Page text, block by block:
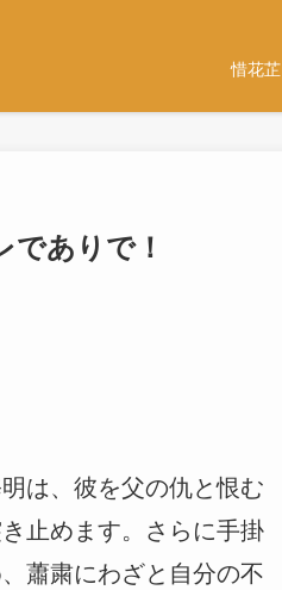
惜花芷
でありで！
は、彼を父の仇と恨む
止めます。さらに手掛
蕭粛にわざと自分の不